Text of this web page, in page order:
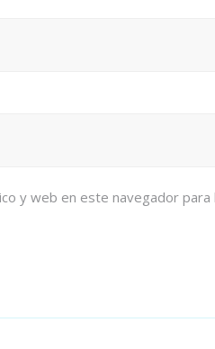
y web en este navegador